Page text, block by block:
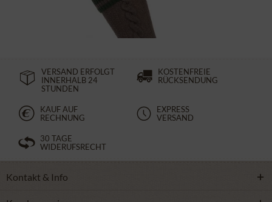
24,90 €
VERSAND ERFOLGT
INNERHALB 24
STUNDEN
KOSTENFREIE
RÜCKSENDUNG
KAUF AUF
RECHNUNG
EXPRESS
VERSAND
30 TAGE
WIDERUFSRECHT
Kontakt & Info